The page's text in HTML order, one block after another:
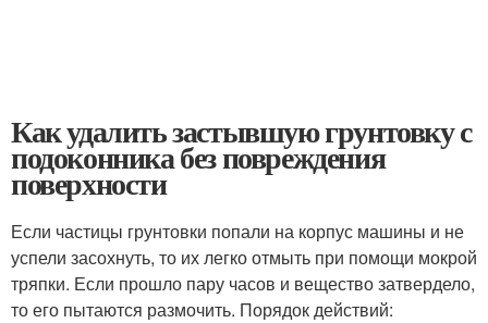
Как удалить застывшую грунтовку с
подоконника без повреждения
поверхности
Если частицы грунтовки попали на корпус машины и не
успели засохнуть, то их легко отмыть при помощи мокрой
тряпки. Если прошло пару часов и вещество затвердело,
то его пытаются размочить. Порядок действий: